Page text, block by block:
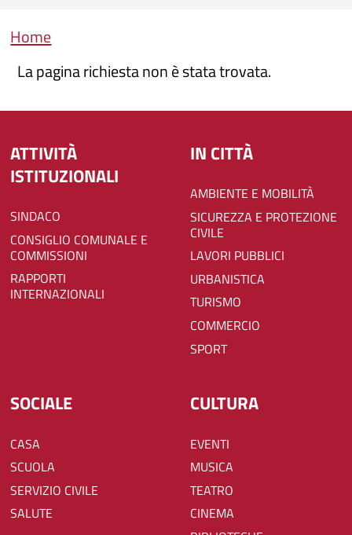
Briciole di pane
Home
La pagina richiesta non è stata trovata.
ATTIVITÀ
ISTITUZIONALI
SINDACO
CONSIGLIO COMUNALE E
COMMISSIONI
RAPPORTI
INTERNAZIONALI
IN CITTÀ
AMBIENTE E MOBILITÀ
SICUREZZA E PROTEZIONE
CIVILE
LAVORI PUBBLICI
URBANISTICA
TURISMO
COMMERCIO
SPORT
SOCIALE
CASA
SCUOLA
SERVIZIO CIVILE
SALUTE
CULTURA
EVENTI
MUSICA
TEATRO
CINEMA